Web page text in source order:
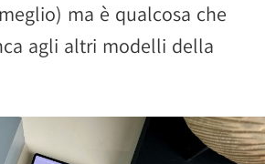
ma è qualcosa che
agli altri modelli della